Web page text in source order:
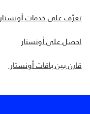
تعرّف على خدمات أونستار
احصل على أونستار
قارن بين باقات أونستار